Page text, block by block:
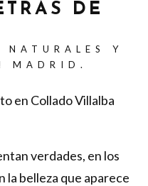
DE
NATURALES Y
MADRID.
en Collado Villalba
verdades, en los
la belleza que aparece